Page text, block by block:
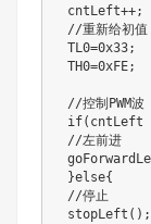
cntLeft++;
//重新给初值
TL0=0x33;
TH0=0xFE;
//控制PWM波
if(cntLeft
//左前进
}else{
//停止
stopLeft();